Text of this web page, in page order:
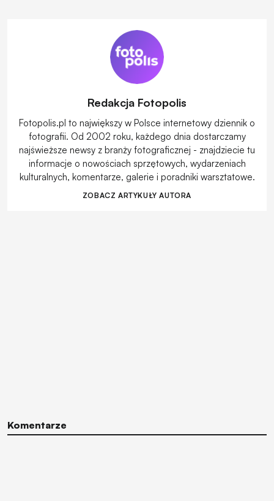
Redakcja Fotopolis
Fotopolis.pl to największy w Polsce internetowy dziennik o
fotografii. Od 2002 roku, każdego dnia dostarczamy
najświeższe newsy z branży fotograficznej - znajdziecie tu
informacje o nowościach sprzętowych, wydarzeniach
kulturalnych, komentarze, galerie i poradniki warsztatowe.
ZOBACZ ARTYKUŁY AUTORA
Komentarze